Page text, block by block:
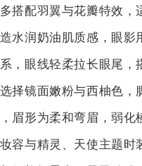
搭配羽翼与花瓣特效，
水润奶油肌质感，眼影
，眼线轻柔拉长眼尾，
择镜面嫩粉与西柚色，
眉形为柔和弯眉，弱化
容与精灵、天使主题时